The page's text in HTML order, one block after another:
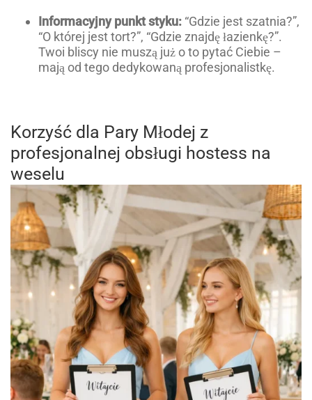
Informacyjny punkt styku: “Gdzie jest szatnia?”,
“O której jest tort?”, “Gdzie znajdę łazienkę?”.
Twoi bliscy nie muszą już o to pytać Ciebie –
mają od tego dedykowaną profesjonalistkę.
Korzyść dla Pary Młodej z
profesjonalnej obsługi hostess na
weselu